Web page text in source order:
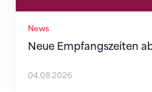
News
Neue Empfangszeiten
04.08.2026